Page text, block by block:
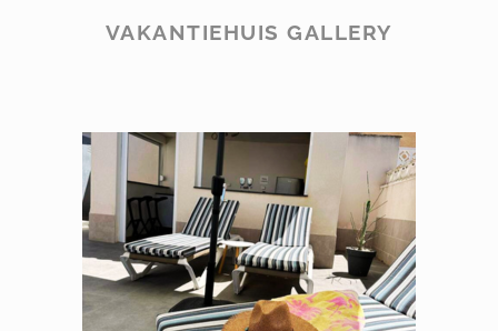
VAKANTIEHUIS GALLERY